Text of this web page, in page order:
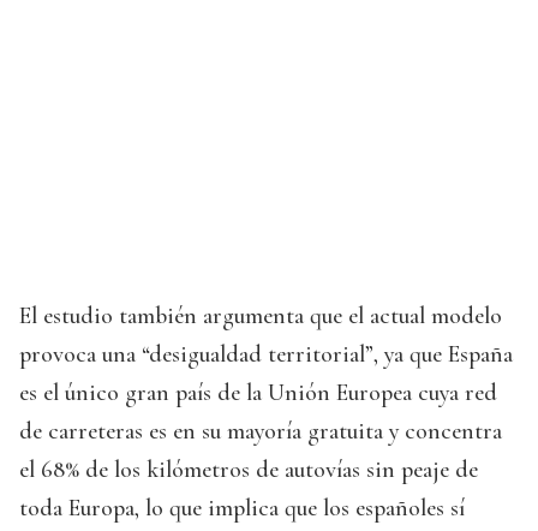
El estudio también argumenta que el actual modelo
provoca una “desigualdad territorial”, ya que España
es el único gran país de la Unión Europea cuya red
de carreteras es en su mayoría gratuita y concentra
el 68% de los kilómetros de autovías sin peaje de
toda Europa, lo que implica que los españoles sí